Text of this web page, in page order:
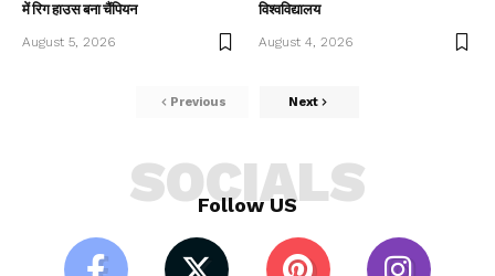
में रिग हाउस बना चैंपियन
August 5, 2026
विश्वविद्यालय
August 4, 2026
Previous Next
Follow US
SOCIALS